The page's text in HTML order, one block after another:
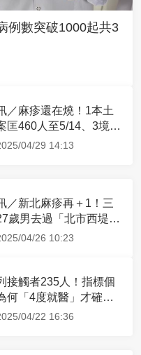
數突破1000起共3
／麻疹還在燒！1本土
匡460人至5/14、3境外
「這國」回台
04/29 14:13
／新北麻疹再＋1！三
歲男去過「北市西堤牛
活動足跡曝
04/26 10:23
接觸者235人！指標個
何「4度就醫」才確認
？防疫醫師曝原因
04/22 16:36